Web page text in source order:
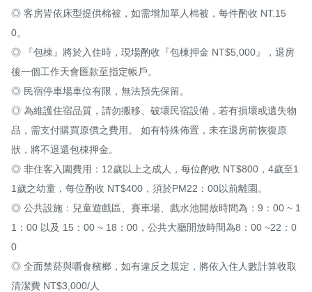
◎ 客房皆依床型提供棉被，如需增加單人棉被，每件酌收 NT.15
0。
◎ 『包棟』將於入住時，現場酌收『包棟押金 NT$5,000』，退房
後一個工作天會匯款至指定帳戶。
◎ 民宿停車場車位有限，無法預先保留。
◎ 為維護住宿品質，請勿搬移、破壞民宿設備，若有損壞或遺失物
品，需支付購買原價之費用。 如有特殊佈置，未在退房前恢復原
狀，將不退還包棟押金。
◎ 非住客入園費用：12歲以上之成人，每位酌收 NT$800，4歲至1
1歲之幼童，每位酌收 NT$400，須於PM22：00以前離園。
◎ 公共設施：兒童遊戲區、賽車場、戲水池開放時間為：9：00 ~ 1
1：00 以及 15：00 ~ 18：00，公共大廳開放時間為8：00 ~22：0
0
◎ 全面禁菸與嚼食檳榔，如有違反之規定，將依入住人數計算收取
清潔費 NT$3,000/人